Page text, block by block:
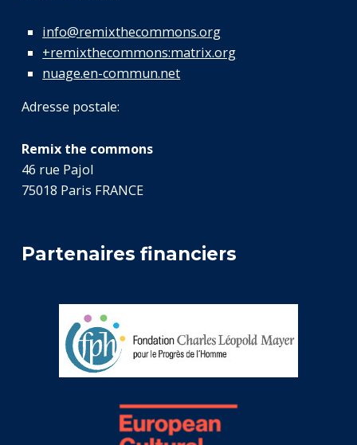
info@remixthecommons.org
+remixthecommons:matrix.org
nuage.en-commun.net
Adresse postale:
Remix the commons
46 rue Pajol
75018 Paris FRANCE
Partenaires financiers